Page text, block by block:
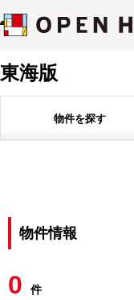
東海版
物件を探す
物件情報
0 件